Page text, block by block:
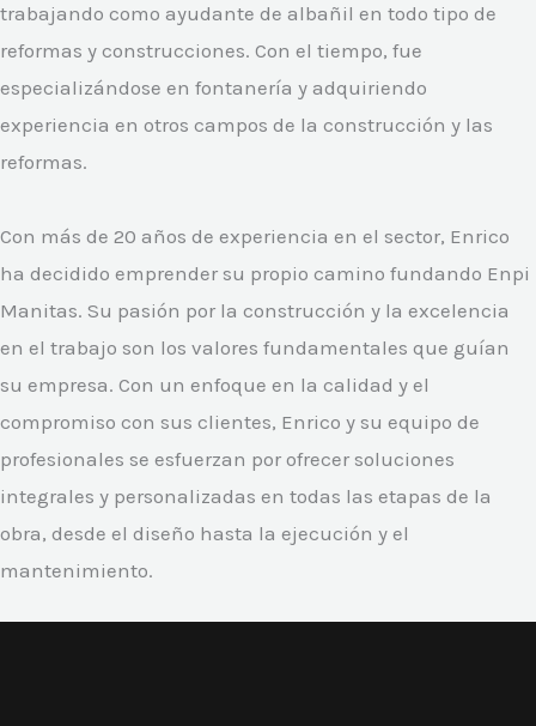
trabajando como ayudante de albañil en todo tipo de
reformas y construcciones. Con el tiempo, fue
especializándose en fontanería y adquiriendo
experiencia en otros campos de la construcción y las
reformas.
Con más de 20 años de experiencia en el sector, Enrico
ha decidido emprender su propio camino fundando Enpi
Manitas. Su pasión por la construcción y la excelencia
en el trabajo son los valores fundamentales que guían
su empresa. Con un enfoque en la calidad y el
compromiso con sus clientes, Enrico y su equipo de
profesionales se esfuerzan por ofrecer soluciones
integrales y personalizadas en todas las etapas de la
obra, desde el diseño hasta la ejecución y el
mantenimiento.